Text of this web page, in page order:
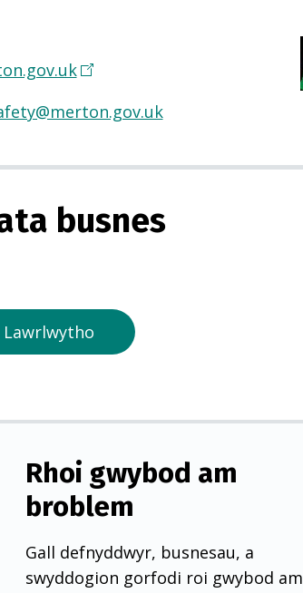
(
n
g
r
n
n
y
d
)
busnes
Lawrlwytho
Rhoi gwybod am
broblem
Gall defnyddwyr, busnesau, a
swyddogion gorfodi roi gwybod am